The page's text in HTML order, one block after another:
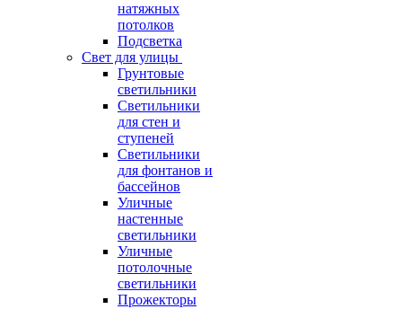
натяжных
потолков
Подсветка
Свет для улицы
Грунтовые
светильники
Светильники
для стен и
ступеней
Светильники
для фонтанов и
бассейнов
Уличные
настенные
светильники
Уличные
потолочные
светильники
Прожекторы